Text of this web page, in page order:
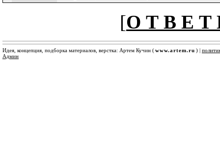
[О Т В Е Т
Идея, концепция, подборка материалов, верстка: Артем Кучин (www.artem.ru ) |
Админ